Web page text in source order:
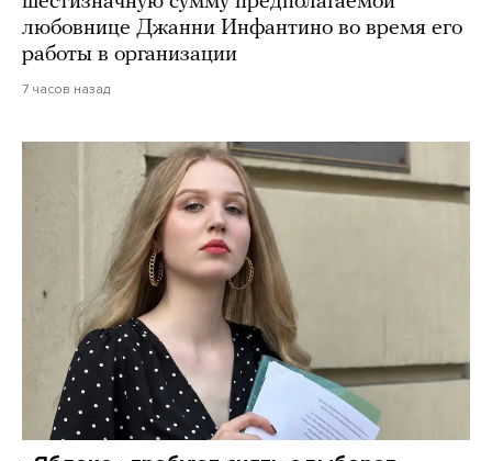
любовнице Джанни Инфантино во время его
работы в организации
7 часов назад